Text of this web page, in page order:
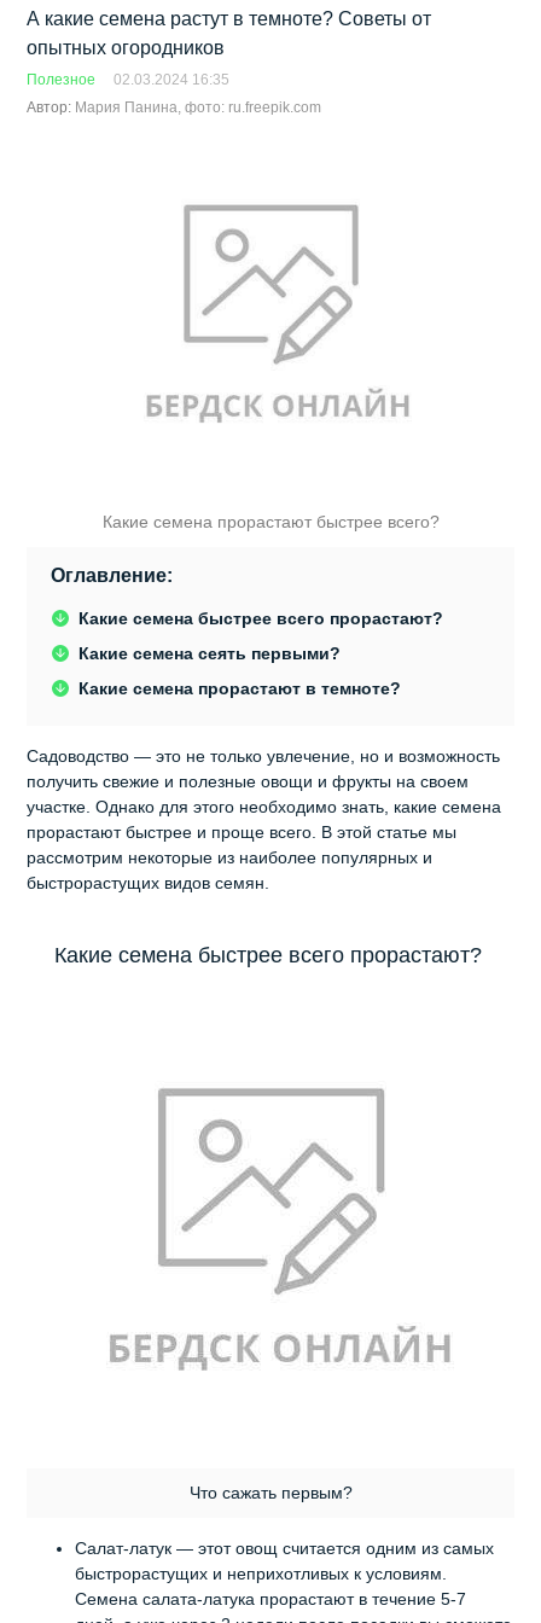
А какие семена растут в темноте? Советы от
опытных огородников
Полезное
02.03.2024 16:35
Автор: Мария Панина, фото: ru.freepik.com
Какие семена прорастают быстрее всего?
Оглавление:
Какие семена быстрее всего прорастают?
Какие семена сеять первыми?
Какие семена прорастают в темноте?
Садоводство — это не только увлечение, но и возможность
получить свежие и полезные овощи и фрукты на своем
участке. Однако для этого необходимо знать, какие семена
прорастают быстрее и проще всего. В этой статье мы
рассмотрим некоторые из наиболее популярных и
быстрорастущих видов семян.
Какие семена быстрее всего прорастают?
Что сажать первым?
Салат-латук — этот овощ считается одним из самых
быстрорастущих и неприхотливых к условиям.
Семена салата-латука прорастают в течение 5-7